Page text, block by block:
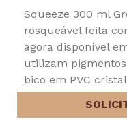
Squeeze 300 ml
rosqueável feita
agora disponível
utilizam
bico em PVC